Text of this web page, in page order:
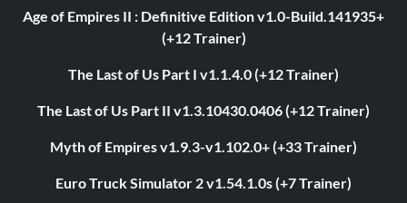
Age of Empires II : Definitive Edition v1.0-Build.141935+
(+12 Trainer)
The Last of Us Part I v1.1.4.0 (+12 Trainer)
The Last of Us Part II v1.3.10430.0406 (+12 Trainer)
Myth of Empires v1.9.3-v1.102.0+ (+33 Trainer)
Euro Truck Simulator 2 v1.54.1.0s (+7 Trainer)